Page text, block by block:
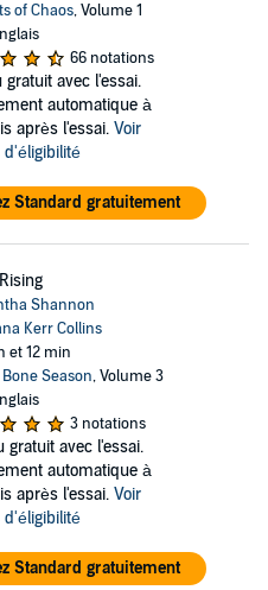
of Chaos, Volume 1
66 notations
gratuit avec l'essai.
automatique à
après l'essai. Voir
d'éligibilité
Standard gratuitement
Shannon
Kerr Collins
et 12 min
Season, Volume 3
3 notations
gratuit avec l'essai.
automatique à
après l'essai. Voir
d'éligibilité
Standard gratuitement